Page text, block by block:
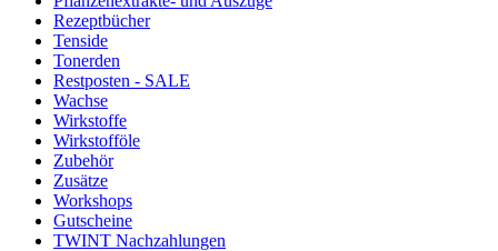
Rezeptbücher
Tenside
Tonerden
Restposten - SALE
Wachse
Wirkstoffe
Wirkstofföle
Zubehör
Zusätze
Workshops
Gutscheine
TWINT Nachzahlungen